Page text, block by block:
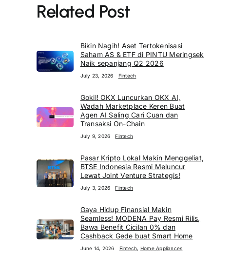
Related Post
Bikin Nagih! Aset Tertokenisasi
Saham AS & ETF di PINTU Meringsek
Naik sepanjang Q2 2026
July 23, 2026 Fintech
Gokil! OKX Luncurkan OKX AI,
Wadah Marketplace Keren Buat
Agen AI Saling Cari Cuan dan
Transaksi On-Chain
July 9, 2026 Fintech
Pasar Kripto Lokal Makin Menggeliat,
BTSE Indonesia Resmi Meluncur
Lewat Joint Venture Strategis!
July 3, 2026 Fintech
Gaya Hidup Finansial Makin
Seamless! MODENA Pay Resmi Rilis,
Bawa Benefit Cicilan 0% dan
Cashback Gede buat Smart Home
June 14, 2026 Fintech, Home Appliances